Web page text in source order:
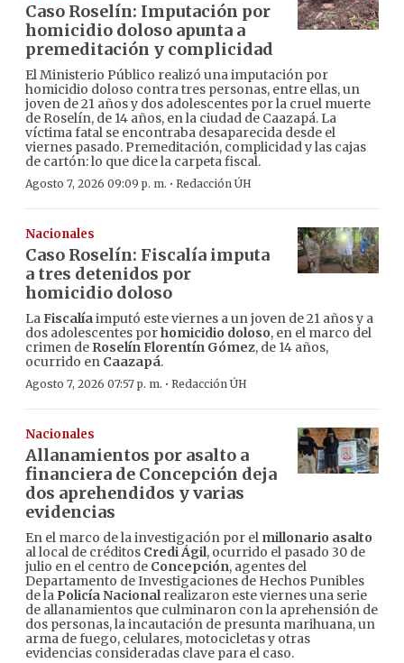
Caso Roselín: Imputación por
homicidio doloso apunta a
premeditación y complicidad
El Ministerio Público realizó una imputación por
homicidio doloso contra tres personas, entre ellas, un
joven de 21 años y dos adolescentes por la cruel muerte
de Roselín, de 14 años, en la ciudad de Caazapá. La
víctima fatal se encontraba desaparecida desde el
viernes pasado. Premeditación, complicidad y las cajas
de cartón: lo que dice la carpeta fiscal.
Agosto 7, 2026 09:09 p. m. · Redacción ÚH
Nacionales
Caso Roselín: Fiscalía imputa
a tres detenidos por
homicidio doloso
LaFiscalíaimputó este viernes a un joven de 21 años y a
dos adolescentes porhomicidio doloso, en el marco del
crimen de Roselín Florentín Gómez, de 14 años,
ocurrido en Caazapá.
Agosto 7, 2026 07:57 p. m. · Redacción ÚH
Nacionales
Allanamientos por asalto a
financiera de Concepción deja
dos aprehendidos y varias
evidencias
En el marco de la investigación por el millonario asalto
al local de créditos Credi Ágil, ocurrido el pasado 30 de
julio en el centro de Concepción, agentes del
Departamento de Investigaciones de Hechos Punibles
de la Policía Nacionalrealizaron este viernes una serie
de allanamientos que culminaron con la aprehensión de
dos personas, la incautación de presunta marihuana, un
arma de fuego, celulares, motocicletas y otras
evidencias consideradas clave para el caso.